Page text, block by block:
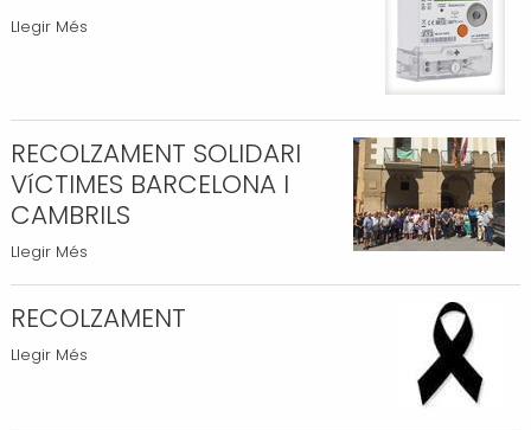
L'ESCOLA
SUBSTITUCIÓ
-
Llegir Més
RECOLZAMENT SOLIDARI
VíCTIMES BARCELONA I
CAMBRILS
RECOLZAMENT
SOLIDARI
VíCTIMES
I
Llegir Més
RECOLZAMENT
RECOLZAMENT
Llegir Més